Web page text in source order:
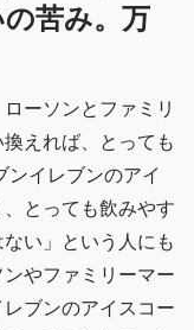
苦み。万
ーソンとファミリ
えれば、とっても
ンイレブンのアイ
とっても飲みやす
い」という人にも
やファミリーマー
ブンのアイスコー